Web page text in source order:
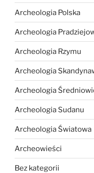
Archeologia Polska
Archeologia
Archeologia Rzymu
Archeologia
Archeologia
Archeologia Sudanu
Archeologia Światowa
Archeowieści
Bez kategorii